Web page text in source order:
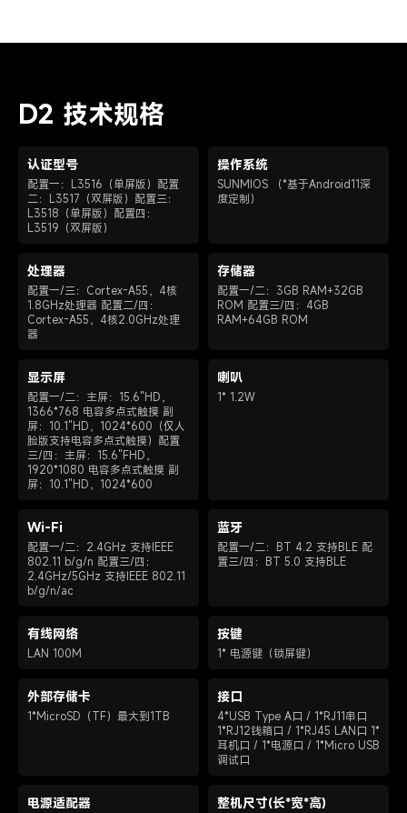
D2 技术规格
认证型号
配置一：L3516（单屏版） 配置
二：L3517（双屏版） 配置三：
L3518（单屏版） 配置四：
L3519（双屏版）
操作系统
SUNMIOS
（*基于Android11深
度定制）
处理器
配置一/三：Cortex-A55，4核
1.8GHz处理器 配置二/四：
Cortex-A55，4核2.0GHz处理
器
存储器
配置一/二： 3GB RAM+32GB
ROM 配置三/四： 4GB
RAM+64GB ROM
显示屏
配置一/二： 主屏：15.6"HD，
1366*768 电容多点式触摸 副
屏：10.1"HD，1024*600（仅人
脸版支持电容多点式触摸） 配置
三/四： 主屏：15.6"FHD，
1920*1080 电容多点式触摸 副
屏：10.1"HD，1024*600
喇叭
1* 1.2W
Wi-Fi
配置一/二： 2.4GHz 支持IEEE
802.11 b/g/n 配置三/四：
2.4GHz/5GHz 支持IEEE 802.11
b/g/n/ac
蓝牙
配置一/二：BT 4.2 支持BLE 配
置三/四：BT 5.0 支持BLE
有线网络
LAN 100M
按键
1* 电源键（锁屏键）
外部存储卡
1*MicroSD（TF）最大到1TB
接口
4*USB Type A口 / 1*RJ11串口
1*RJ12钱箱口 / 1*RJ45 LAN口 1*
耳机口 / 1*电源口 / 1*Micro USB
调试口
电源适配器 整机尺寸(长*宽*高)